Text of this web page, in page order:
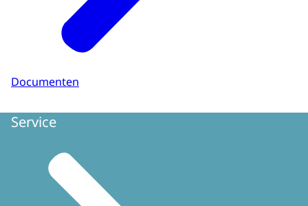
Documenten
Service